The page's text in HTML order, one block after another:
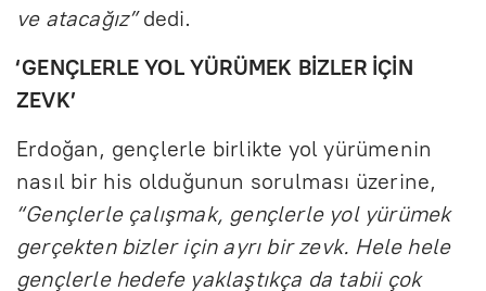
ve atacağız”dedi.
‘GENÇLERLE YOL YÜRÜMEK BİZLER İÇİN
ZEVK’
Erdoğan, gençlerle birlikte yol yürümenin
nasıl bir his olduğunun sorulması üzerine,
“Gençlerle çalışmak, gençlerle yol yürümek
gerçekten bizler için ayrı bir zevk. Hele hele
gençlerle hedefe yaklaştıkça da tabii çok